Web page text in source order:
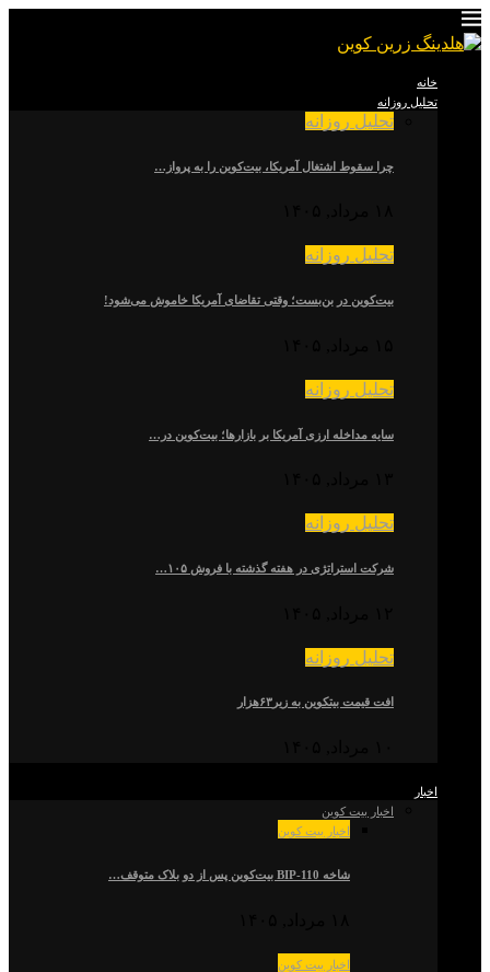
خانه
تحلیل روزانه
تحلیل روزانه
چرا سقوط اشتغال آمریکا، بیت‌کوین را به پرواز…
تحلیل روزانه
بیت‌کوین در بن‌بست؛ وقتی تقاضای آمریکا خاموش می‌شود!
تحلیل روزانه
سایه مداخله ارزی آمریکا بر بازارها؛ بیت‌کوین در…
تحلیل روزانه
شرکت استراتژی در هفته گذشته با فروش ۱۰۵…
تحلیل روزانه
افت قیمت بیتکوین به زیر۶۳هزار
اخبار
اخبار بیت کوین
اخبار بیت کوین
شاخه BIP-110 بیت‌کوین پس از دو بلاک متوقف…
اخبار بیت کوین